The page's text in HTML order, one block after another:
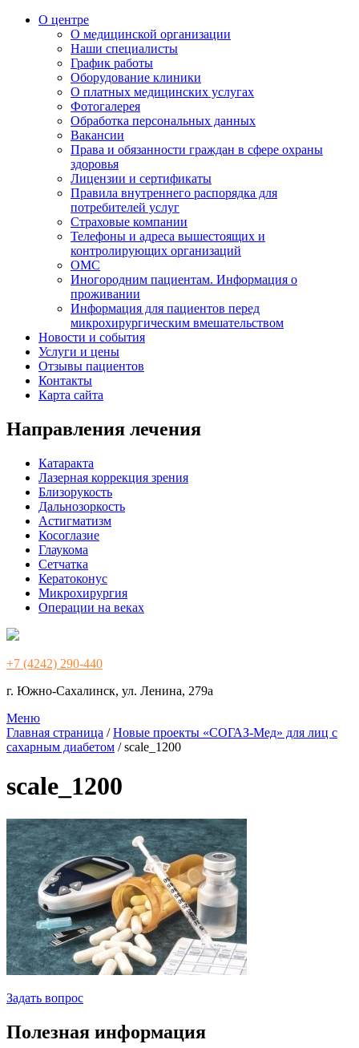
О центре
О медицинской организации
Наши специалисты
График работы
Оборудование клиники
О платных медицинских услугах
Фотогалерея
Обработка персональных данных
Вакансии
Права и обязанности граждан в сфере охраны
здоровья
Лицензии и сертификаты
Правила внутреннего распорядка для
потребителей услуг
Страховые компании
Телефоны и адреса вышестоящих и
контролирующих организаций
ОМС
Иногородним пациентам. Информация о
проживании
Информация для пациентов перед
микрохирургическим вмешательством
Новости и события
Услуги и цены
Отзывы пациентов
Контакты
Карта сайта
Направления лечения
Катаракта
Лазерная коррекция зрения
Близорукость
Дальнозоркость
Астигматизм
Косоглазие
Глаукома
Сетчатка
Кератоконус
Микрохирургия
Операции на веках
+7 (4242) 290-440
г. Южно-Сахалинск, ул. Ленина, 279а
Меню
Главная страница /Новые проекты «СОГАЗ-Мед» для лиц с
сахарным диабетом /scale_1200
scale_1200
Задать вопрос
Полезная информация